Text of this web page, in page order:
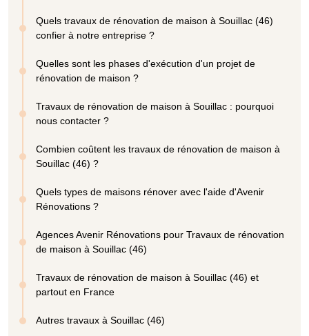
Quels travaux de rénovation de maison à Souillac (46)
confier à notre entreprise ?
Quelles sont les phases d'exécution d'un projet de
rénovation de maison ?
Travaux de rénovation de maison à Souillac : pourquoi
nous contacter ?
Combien coûtent les travaux de rénovation de maison à
Souillac (46) ?
Quels types de maisons rénover avec l'aide d'Avenir
Rénovations ?
Agences Avenir Rénovations pour Travaux de rénovation
de maison à Souillac (46)
Travaux de rénovation de maison à Souillac (46) et
partout en France
Autres travaux à Souillac (46)